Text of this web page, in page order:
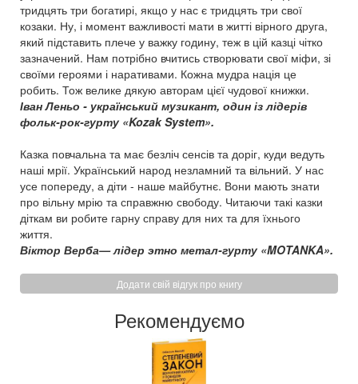
тридцять три богатирі, якщо у нас є тридцять три свої
козаки. Ну, і момент важливості мати в житті вірного друга,
який підставить плече у важку годину, теж в цій казці чітко
зазначений. Нам потрібно вчитись створювати свої міфи, зі
своїми героями і наративами. Кожна мудра нація це
робить. Тож велике дякую авторам цієї чудової книжки.
Іван Леньо - український музикант, один із лідерів
фольк-рок-гурту «Kozak System».
Казка повчальна та має безліч сенсів та доріг, куди ведуть
наші мрії. Український народ незламний та вільний. У нас
усе попереду, а діти - наше майбутнє. Вони мають знати
про вільну мрію та справжню свободу. Читаючи такі казки
діткам ви робите гарну справу для них та для їхнього
життя.
Віктор Верба— лідер этно метал-гурту «MOTANKA».
Додати свій відгук про книгу
Рекомендуємо